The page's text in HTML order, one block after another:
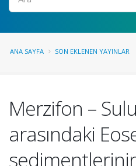
ANA SAYFA SON EKLENEN YAYINLAR
Merzifon –
arasındaki